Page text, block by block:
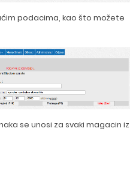
podacima, kao što možete
se unosi za svaki magacin iz